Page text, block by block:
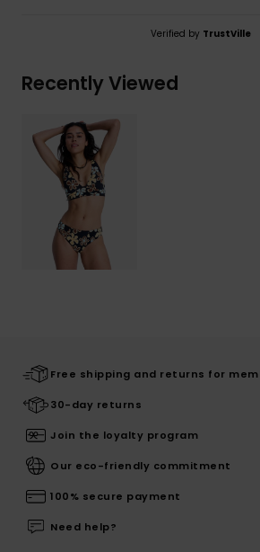
Verified by TrustVille
Recently Viewed
Free shipping and returns for
30-day returns
Join the loyalty program
Our eco-friendly commitment
100% secure payment
Need help?